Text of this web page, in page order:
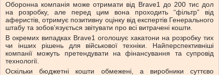
Оборонна компанія може отримати від Brave1 до 200 тис дол
на розробку, але перед цим вона проходить “фільтр” від
аферистів, отримує позитивну оцінку від експертів Генерального
штабу та зобов’язується звітувати про всі витрачені кошти.
В окремих випадках Brave1 оголошує хакатони на розробку тих
чи інших рішень для військової техніки. Найперспективніші
компанії можуть претендувати на фінансування та супровід
технології.
Оскільки бюджетні кошти обмежені, а виробники суттєво